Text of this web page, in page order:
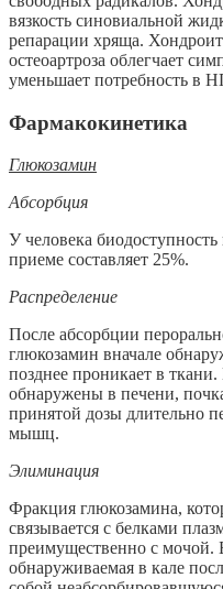
вязкость синовиальной
репарации хряща.
остеоартроза облегчает
уменьшает потребность в
Фармакокинетика
Глюкозамин
Абсорбция
У человека
приеме составляет 25%.
Распределение
После абсорбции
глюкозамин вначале
позднее проникает в
обнаружены в печени,
принятой дозы длительно
мышц.
Элиминация
Фракция глюкозамина,
связывается с белками
преимущественно с мочой.
обнаруживаемая в кале